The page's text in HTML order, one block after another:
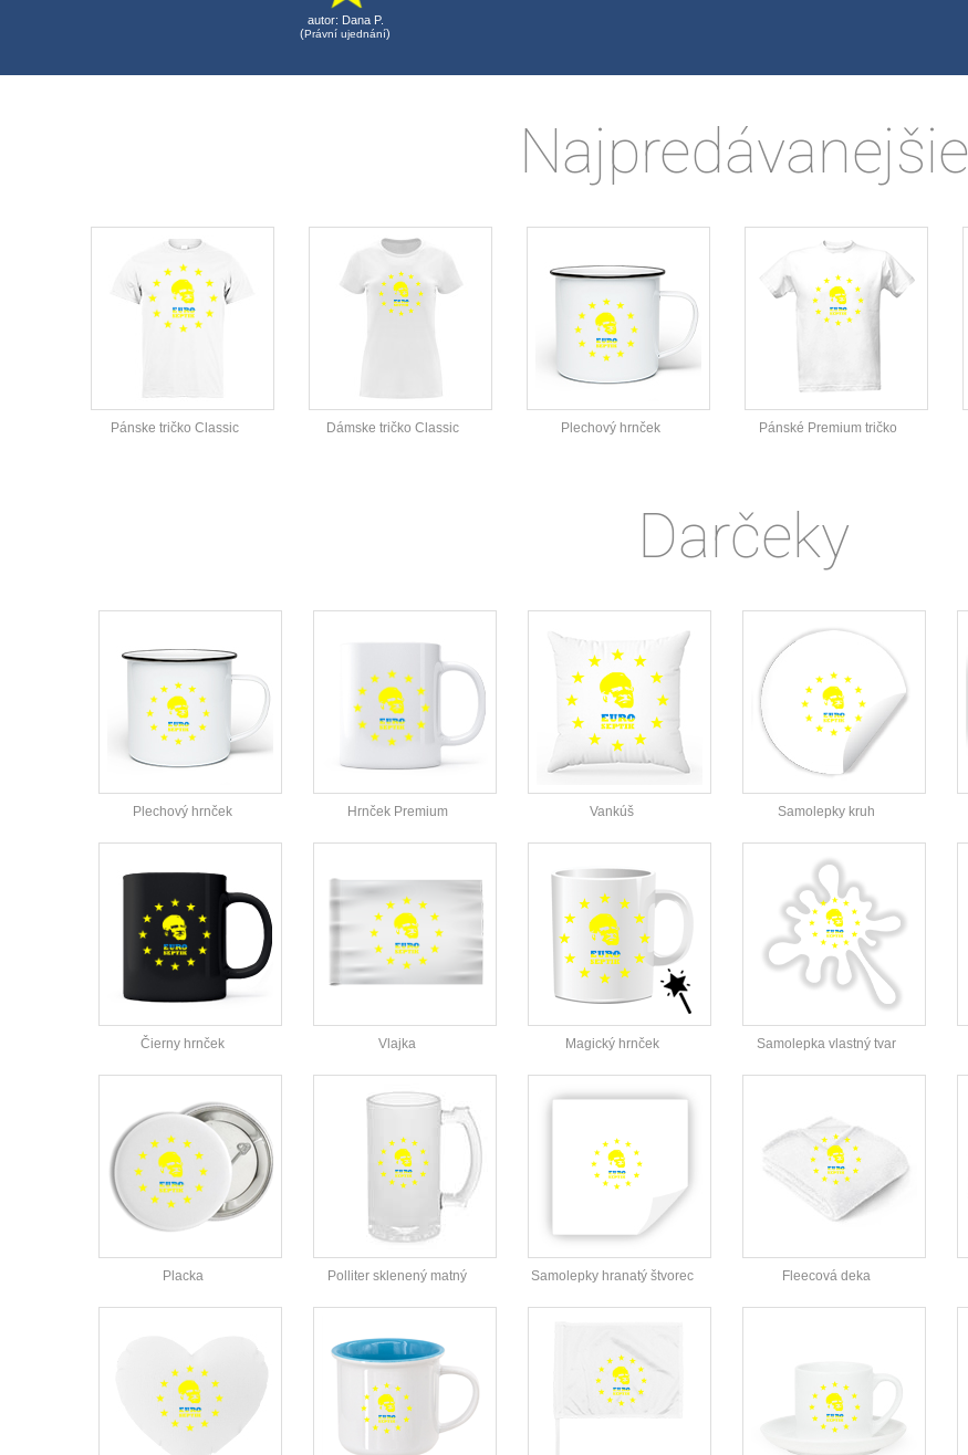
autor: Dana P.
(Právní ujednání)
Najpredávanejšie
Pánske tričko Classic Dámske tričko Classic Plechový hrnček Pánské Premium tričko
Darčeky
Plechový hrnček Hrnček Premium Vankúš Samolepky kruh
Čierny hrnček Vlajka Magický hrnček Samolepka vlastný tvar
Placka Polliter sklenený matný Samolepky hranatý štvorec Fleecová deka